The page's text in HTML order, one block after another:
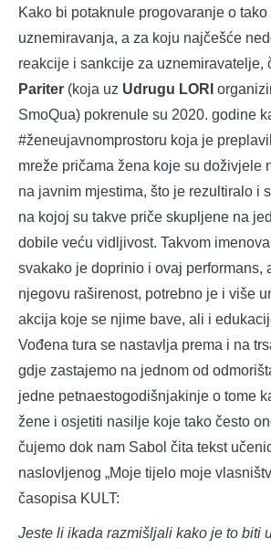
Kako bi potaknule progovaranje o
uznemiravanja, a za koju najčešće
reakcije i sankcije za uznemiravatelje,
Pariter (koja uz Udrugu LORI
SmoQua) pokrenule su 2020. godine
#ženeujavnomprostoru koja je
mreže pričama žena koje su doživjele
na javnim mjestima, što je rezultiralo i
na kojoj su takve priče skupljene na
dobile veću vidljivost. Takvom
svakako je doprinio i ovaj performans,
njegovu raširenost, potrebno je i više
akcija koje se njime bave, ali i
Vođena tura se nastavlja prema i na
gdje zastajemo na jednom od
jedne petnaestogodišnjakinje o tome
žene i osjetiti nasilje koje tako često
čujemo dok nam Sabol čita tekst
naslovljenog „Moje tijelo moje
časopisa KULT:
Jeste li ikada razmišljali kako je to biti